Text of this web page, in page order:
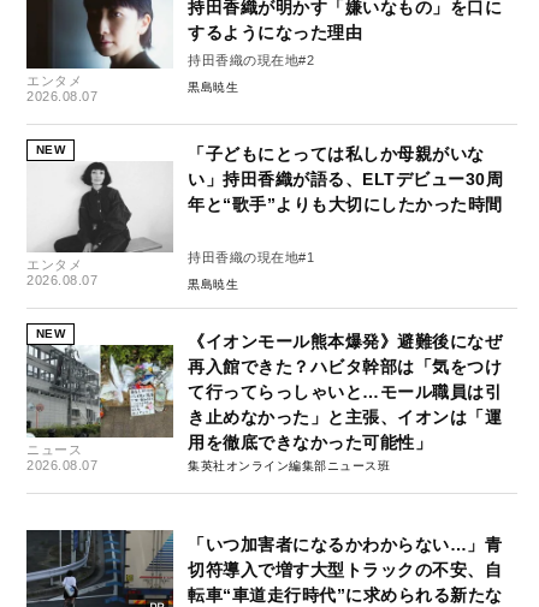
エンタメ
2026.08.07
持田香織が明かす「嫌いなもの」を口に
するようになった理由
持田香織の現在地#2
黒島暁生
NEW
エンタメ
2026.08.07
「子どもにとっては私しか母親がいな
い」持田香織が語る、ELTデビュー30周
年と“歌手”よりも大切にしたかった時間
持田香織の現在地#1
黒島暁生
NEW
ニュース
2026.08.07
《イオンモール熊本爆発》避難後になぜ
再入館できた？ハビタ幹部は「気をつけ
て行ってらっしゃいと…モール職員は引
き止めなかった」と主張、イオンは「運
用を徹底できなかった可能性」
集英社オンライン編集部ニュース班
「いつ加害者になるかわからない…」青
切符導入で増す大型トラックの不安、自
転車“車道走行時代”に求められる新たな